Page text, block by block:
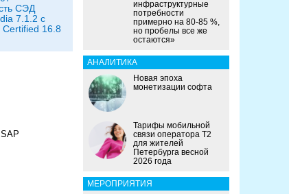
СЭД
7.1.2 с
16.8
инфраструктурные
потребности
примерно на 80-85 %,
но пробелы все же
остаются»
АНАЛИТИКА
Новая эпоха
монетизации софта
Тарифы мобильной
связи оператора Т2
для жителей
Петербурга весной
2026 года
МЕРОПРИЯТИЯ